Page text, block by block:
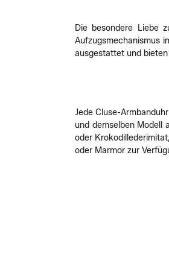
Die besondere Liebe
Aufzugsmechanismus
ausgestattet und
Jede Cluse-
und demselben Modell
oder
oder Marmor zur